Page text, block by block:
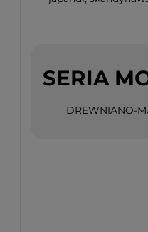
SERIA
DREWNIANO-